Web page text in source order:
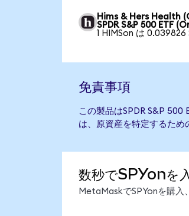
Hims & Hers Health
SPDR S&P 500 ETF
1 HIMSon は 0.039826
免責事項
この製品はSPDR S&P 500
は、原資産を特定するため
数秒でSPYonを
MetaMaskでSPYonを購入